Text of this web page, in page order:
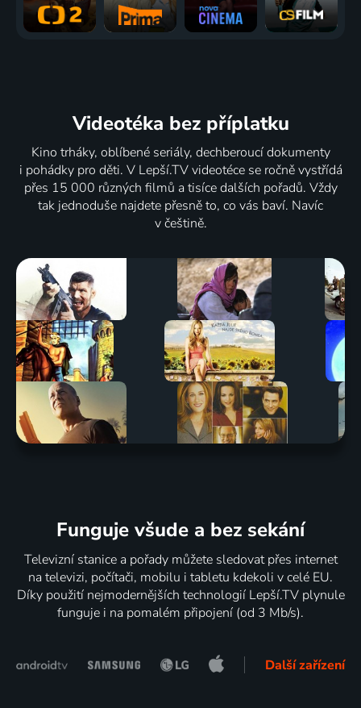
Videotéka bez příplatku
Kino trháky, oblíbené seriály, dechberoucí dokumenty
i pohádky pro děti. V Lepší.TV videotéce se ročně vystřídá
přes 15 000 různých filmů a tisíce dalších pořadů. Vždy
tak jednoduše najdete přesně to, co vás baví. Navíc
v češtině.
Funguje všude a bez sekání
Televizní stanice a pořady můžete sledovat přes internet
na televizi, počítači, mobilu i tabletu kdekoli v celé EU.
Díky použití nejmodernějších technologií Lepší.TV plynule
funguje i na pomalém připojení (od 3 Mb/s).
Další zařízení